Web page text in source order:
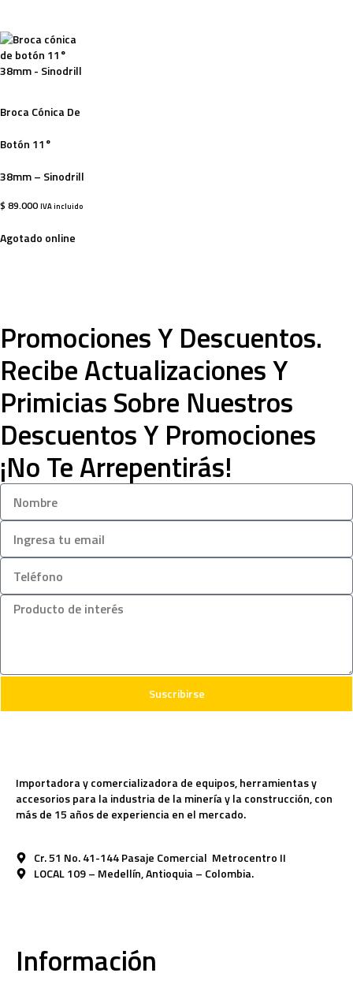
Broca Cónica De
Botón 11°
38mm – Sinodrill
$ 89.000 IVA incluido
Agotado online
Promociones Y Descuentos.
Recibe Actualizaciones Y
Primicias Sobre Nuestros
Descuentos Y Promociones
¡No Te Arrepentirás!
Suscribirse
Importadora y comercializadora de equipos, herramientas y
accesorios para la industria de la minería y la construcción, con
más de 15 años de experiencia en el mercado.
Cr. 51 No. 41-144 Pasaje Comercial Metrocentro II
LOCAL 109 – Medellín, Antioquia – Colombia.
Información